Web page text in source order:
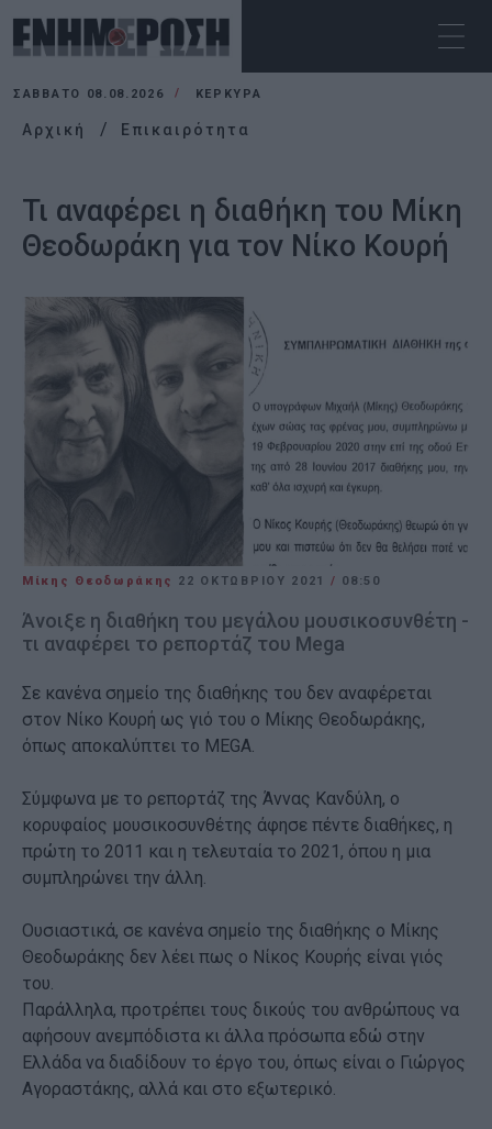
ΣΆΒΒΑΤΟ 08.08.2026 ΚΕΡΚΥΡΑ
Αρχική Επικαιρότητα
Τι αναφέρει η διαθήκη του Μίκη
Θεοδωράκη για τον Νίκο Κουρή
Μίκης Θεοδωράκης 22 ΟΚΤΩΒΡΊΟΥ 2021 / 08:50
Άνοιξε η διαθήκη του μεγάλου μουσικοσυνθέτη -
τι αναφέρει το ρεπορτάζ του Mega
Σε κανένα σημείο της διαθήκης του δεν αναφέρεται
στον Νίκο Κουρή ως γιό του ο Μίκης Θεοδωράκης,
όπως αποκαλύπτει το MEGA.
Σύμφωνα με το ρεπορτάζ της Άννας Κανδύλη, ο
κορυφαίος μουσικοσυνθέτης άφησε πέντε διαθήκες, η
πρώτη το 2011 και η τελευταία το 2021, όπου η μια
συμπληρώνει την άλλη.
Ουσιαστικά, σε κανένα σημείο της διαθήκης ο Μίκης
Θεοδωράκης δεν λέει πως ο Νίκος Κουρής είναι γιός
του.
Παράλληλα, προτρέπει τους δικούς του ανθρώπους να
αφήσουν ανεμπόδιστα κι άλλα πρόσωπα εδώ στην
Ελλάδα να διαδίδουν το έργο του, όπως είναι ο Γιώργος
Αγοραστάκης, αλλά και στο εξωτερικό.